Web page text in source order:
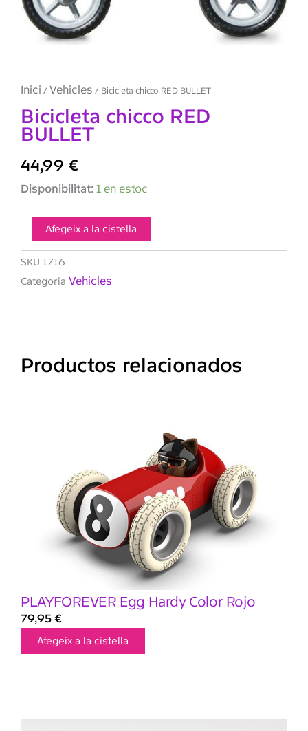
Inici / Vehicles / Bicicleta chicco RED BULLET
Bicicleta chicco RED
BULLET
44,99 €
Disponibilitat: 1 en estoc
quantitat
chicco
RED
BULLET
Afegeix a la cistella
SKU 1716
Categoria Vehicles
Productos relacionados
PLAYFOREVER Egg Hardy Color Rojo
79,95 €
Afegeix a la cistella